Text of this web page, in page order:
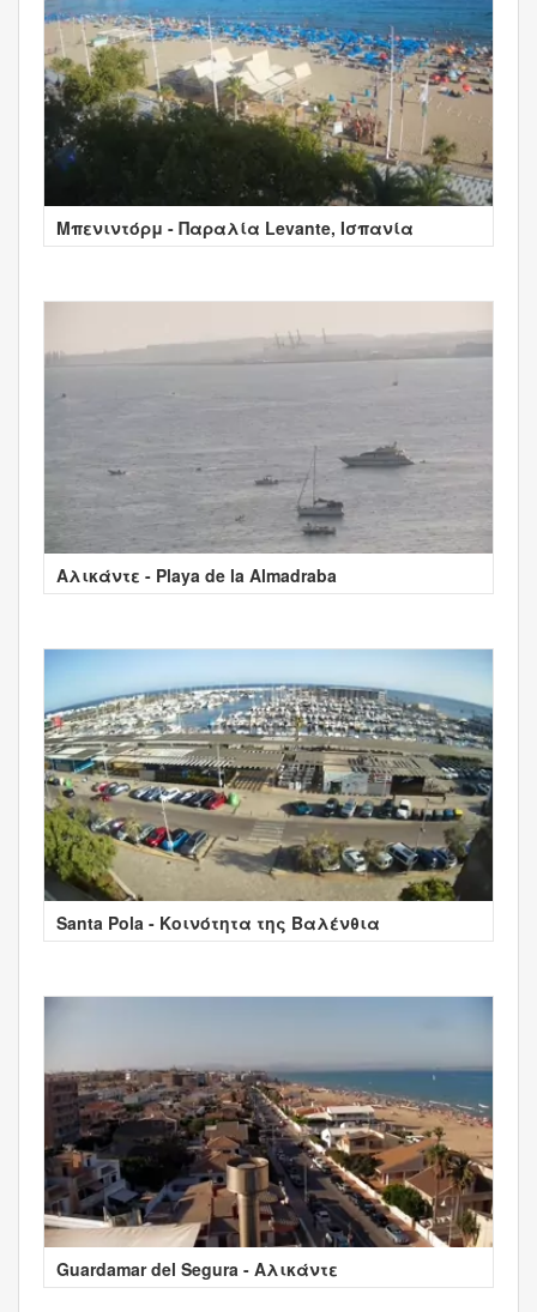
Μπενιντόρμ - Παραλία Levante, Ισπανία
Αλικάντε - Playa de la Almadraba
Santa Pola - Κοινότητα της Βαλένθια
Guardamar del Segura - Αλικάντε